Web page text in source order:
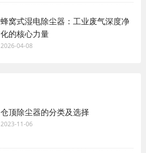
蜂窝式湿电除尘器：工业废气深度净
化的核心力量
2026-04-08
仓顶除尘器的分类及选择
2023-11-06